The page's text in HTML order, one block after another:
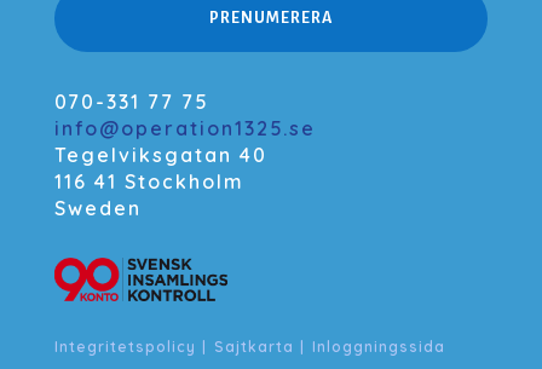
PRENUMERERA
070-331 77 75
info@operation1325.se
Tegelviksgatan 40
116 41 Stockholm
Sweden
Integritetspolicy | Sajtkarta | Inloggningssida